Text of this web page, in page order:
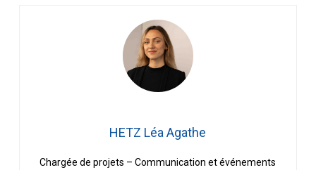
HETZ Léa Agathe
Chargée de projets – Communication et événements